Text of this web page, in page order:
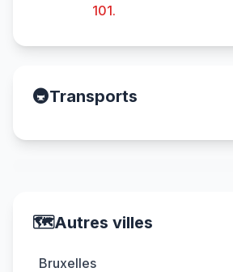
101.
🚇Transports
🗺️Autres villes
Bruxelles